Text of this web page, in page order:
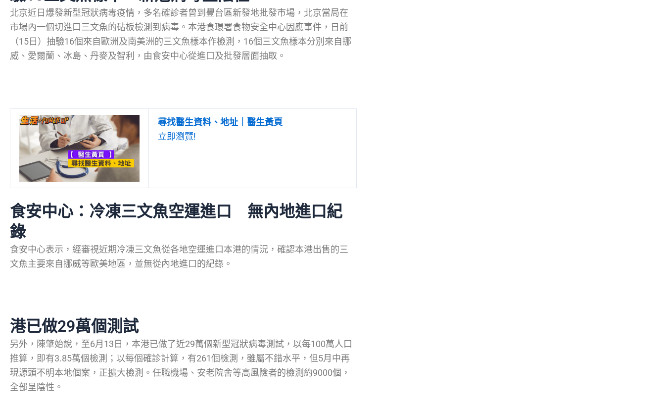
北京近日爆發新型冠狀病毒疫情，多名確診者曾到豐台區新發地批發市場，北京當局在
市場內一個切進口三文魚的砧板檢測到病毒。本港食環署食物安全中心因應事件，日前
（15日）抽驗16個來自歐洲及南美洲的三文魚樣本作檢測，16個三文魚樣本分別來自挪
威、愛爾蘭、冰島、丹麥及智利，由食安中心從進口及批發層面抽取。
尋找醫生資料、地址｜醫生黃頁
立即瀏覽!
食安中心：冷凍三文魚空運進口 無內地進口紀
錄
食安中心表示，經審視近期冷凍三文魚從各地空運進口本港的情況，確認本港出售的三
文魚主要來自挪威等歐美地區，並無從內地進口的紀錄。
港已做29萬個測試
另外，陳肇始說，至6月13日，本港已做了近29萬個新型冠狀病毒測試，以每100萬人口
推算，即有3.85萬個檢測；以每個確診計算，有261個檢測，雖屬不錯水平，但5月中再
現源頭不明本地個案，正擴大檢測。任職機場、安老院舍等高風險者的檢測約9000個，
全部呈陰性。